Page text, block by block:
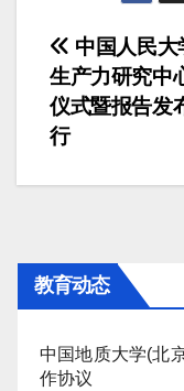
文
章
导
航
中国人民大
生产力研究中
仪式暨报告发
行
教育动态
中国地质大学(北
作协议